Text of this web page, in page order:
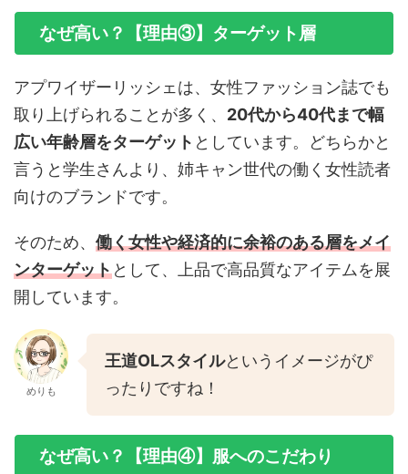
なぜ高い？【理由③】ターゲット層
アプワイザーリッシェは、女性ファッション誌でも
取り上げられることが多く、 20代から40代まで幅
広い年齢層をターゲット としています。どちらかと
言うと学生さんより、姉キャン世代の働く女性読者
向けのブランドです。
そのため、 働く女性や経済的に余裕のある層をメイ
ンターゲットとして、上品で高品質なアイテムを展
開しています。
めりも
王道OLスタイルというイメージがぴ
ったりですね！
なぜ高い？【理由④】服へのこだわり